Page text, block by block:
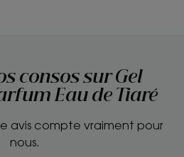
consos sur Gel
Eau de Tiaré
avis compte vraiment pour
nous.